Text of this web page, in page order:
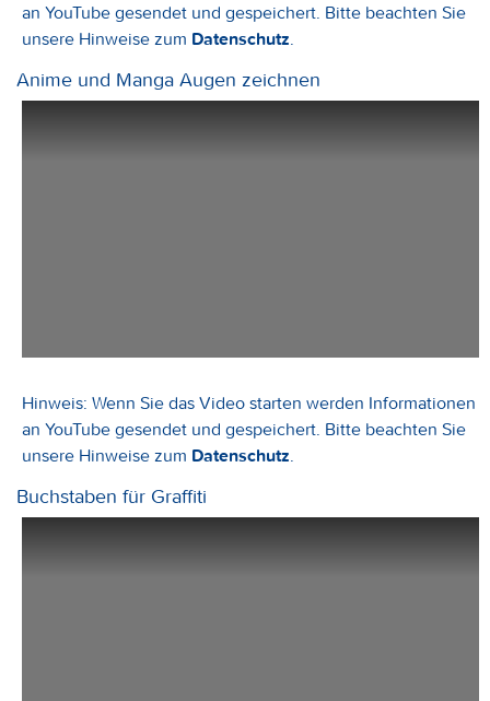
an YouTube gesendet und gespeichert. Bitte beachten Sie
unsere Hinweise zum Datenschutz.
Anime und Manga Augen zeichnen
Hinweis: Wenn Sie das Video starten werden Informationen
an YouTube gesendet und gespeichert. Bitte beachten Sie
unsere Hinweise zum Datenschutz.
Buchstaben für Graffiti